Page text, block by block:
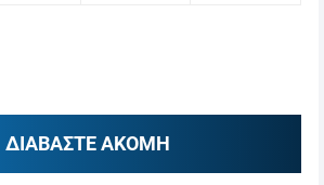
ΔΙΑΒΑΣΤΕ ΑΚΟΜΗ